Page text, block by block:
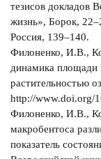
тезисов докладов
жизнь», Борок,
Россия, 139–140.
Филоненко, И.В.,
динамика площади
растительностью
http://www.doi.org/
Филоненко, И.В.,
макробентоса
показатель